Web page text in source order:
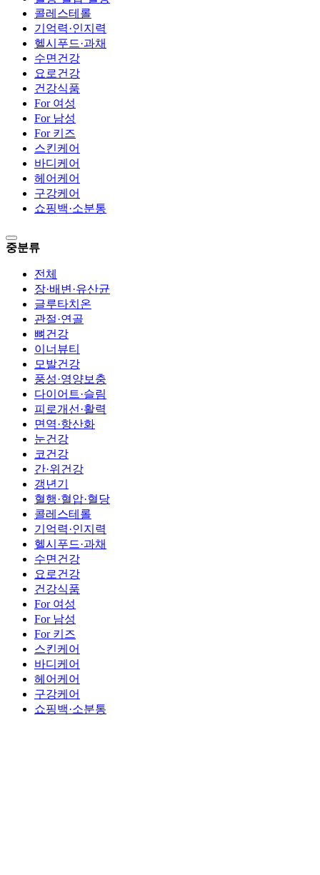
콜레스테롤
기억력·인지력
헬시푸드·과채
수면건강
요로건강
건강식품
For 여성
For 남성
For 키즈
스킨케어
바디케어
헤어케어
구강케어
쇼핑백·소분통
중분류
전체
장·배변·유산균
글루타치온
관절·연골
뼈건강
이너뷰티
모발건강
풍성·영양보충
다이어트·슬림
피로개선·활력
면역·항산화
눈건강
코건강
간·위건강
갱년기
혈행·혈압·혈당
콜레스테롤
기억력·인지력
헬시푸드·과채
수면건강
요로건강
건강식품
For 여성
For 남성
For 키즈
스킨케어
바디케어
헤어케어
구강케어
쇼핑백·소분통